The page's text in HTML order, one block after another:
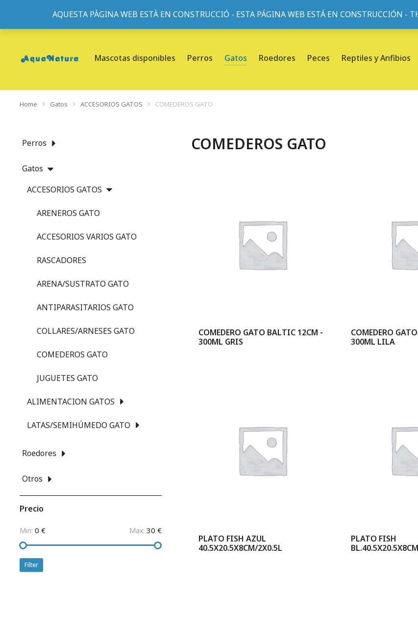
AQUESTA PÀGINA WEB ESTÀ EN CONSTRUCCIÓ - ESTA PÁGINA WEB ESTÁ EN CONSTRUCCIÓN -
933095977-933152057-933103463- C/ de Roger de Flor, 45, L'Eixample, 08013 Barcelona |Sobre nosotros
Mascotas disponibles Perros Gatos Roedores Peces Reptiles y Anfibios
You are here:
Home Gatos ACCESORIOS GATOS COMEDEROS GATO
Perros
Gatos
ACCESORIOS GATOS
ARENEROS GATO
ACCESORIOS VARIOS GATO
RASCADORES
ARENA/SUSTRATO GATO
ANTIPARASITARIOS GATO
COLLARES/ARNESES GATO
COMEDEROS GATO
JUGUETES GATO
ALIMENTACION GATOS
LATAS/SEMIHÚMEDO GATO
Roedores
Otros
Precio
Min: 0 € Max: 30 €
Filter
COMEDEROS GATO
COMEDERO GATO BALTIC 12CM -
300ML GRIS
COMEDERO
300ML LILA
PLATO FISH AZUL
40.5X20.5X8CM/2X0.5L
PLATO FISH